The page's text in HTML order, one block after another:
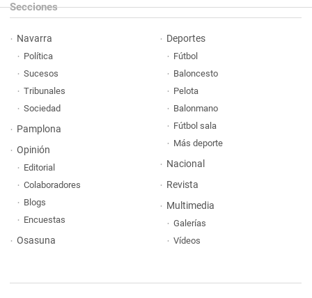
Secciones
Navarra
Política
Sucesos
Tribunales
Sociedad
Pamplona
Opinión
Editorial
Colaboradores
Blogs
Encuestas
Osasuna
Deportes
Fútbol
Baloncesto
Pelota
Balonmano
Fútbol sala
Más deporte
Nacional
Revista
Multimedia
Galerías
Vídeos